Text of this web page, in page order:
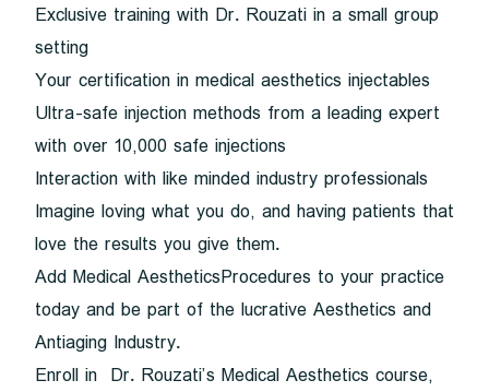
Exclusive training with Dr. Rouzati in a small group
setting
Your certification in medical aesthetics injectables
Ultra-safe injection methods from a leading expert
with over 10,000 safe injections
Interaction with like minded industry professionals
Imagine loving what you do, and having patients that
love the results you give them.
Add Medical AestheticsProcedures to your practice
today and be part of the lucrative Aesthetics and
Antiaging Industry.
Enroll in Dr. Rouzati’s Medical Aesthetics course,